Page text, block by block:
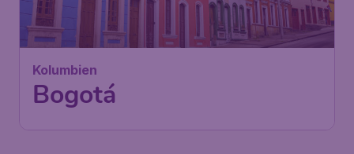
Kolumbien
Bogotá